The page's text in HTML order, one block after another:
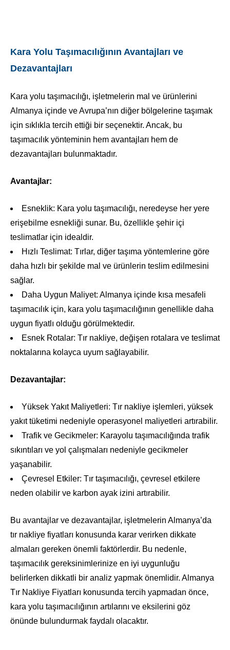
Kara Yolu Taşımacılığının Avantajları ve
Dezavantajları
Kara yolu taşımacılığı, işletmelerin mal ve ürünlerini
Almanya içinde ve Avrupa’nın diğer bölgelerine taşımak
için sıklıkla tercih ettiği bir seçenektir. Ancak, bu
taşımacılık yönteminin hem avantajları hem de
dezavantajları bulunmaktadır.
Avantajlar:
Esneklik: Kara yolu taşımacılığı, neredeyse her yere
erişebilme esnekliği sunar. Bu, özellikle şehir içi
teslimatlar için idealdir.
Hızlı Teslimat: Tırlar, diğer taşıma yöntemlerine göre
daha hızlı bir şekilde mal ve ürünlerin teslim edilmesini
sağlar.
Daha Uygun Maliyet: Almanya içinde kısa mesafeli
taşımacılık için, kara yolu taşımacılığının genellikle daha
uygun fiyatlı olduğu görülmektedir.
Esnek Rotalar: Tır nakliye, değişen rotalara ve teslimat
noktalarına kolayca uyum sağlayabilir.
Dezavantajlar:
Yüksek Yakıt Maliyetleri: Tır nakliye işlemleri, yüksek
yakıt tüketimi nedeniyle operasyonel maliyetleri artırabilir.
Trafik ve Gecikmeler: Karayolu taşımacılığında trafik
sıkıntıları ve yol çalışmaları nedeniyle gecikmeler
yaşanabilir.
Çevresel Etkiler: Tır taşımacılığı, çevresel etkilere
neden olabilir ve karbon ayak izini artırabilir.
Bu avantajlar ve dezavantajlar, işletmelerin Almanya’da
tır nakliye fiyatları konusunda karar verirken dikkate
almaları gereken önemli faktörlerdir. Bu nedenle,
taşımacılık gereksinimlerinize en iyi uygunluğu
belirlerken dikkatli bir analiz yapmak önemlidir. Almanya
Tır Nakliye Fiyatları konusunda tercih yapmadan önce,
kara yolu taşımacılığının artılarını ve eksilerini göz
önünde bulundurmak faydalı olacaktır.